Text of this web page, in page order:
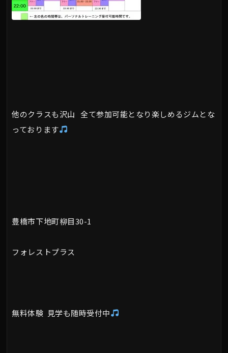
他のクラスも沢山 全て参加可能となり楽しめるジムとな
っております
豊橋市下地町柳目30-1
フォレストプラス
無料体験 見学も随時受付中